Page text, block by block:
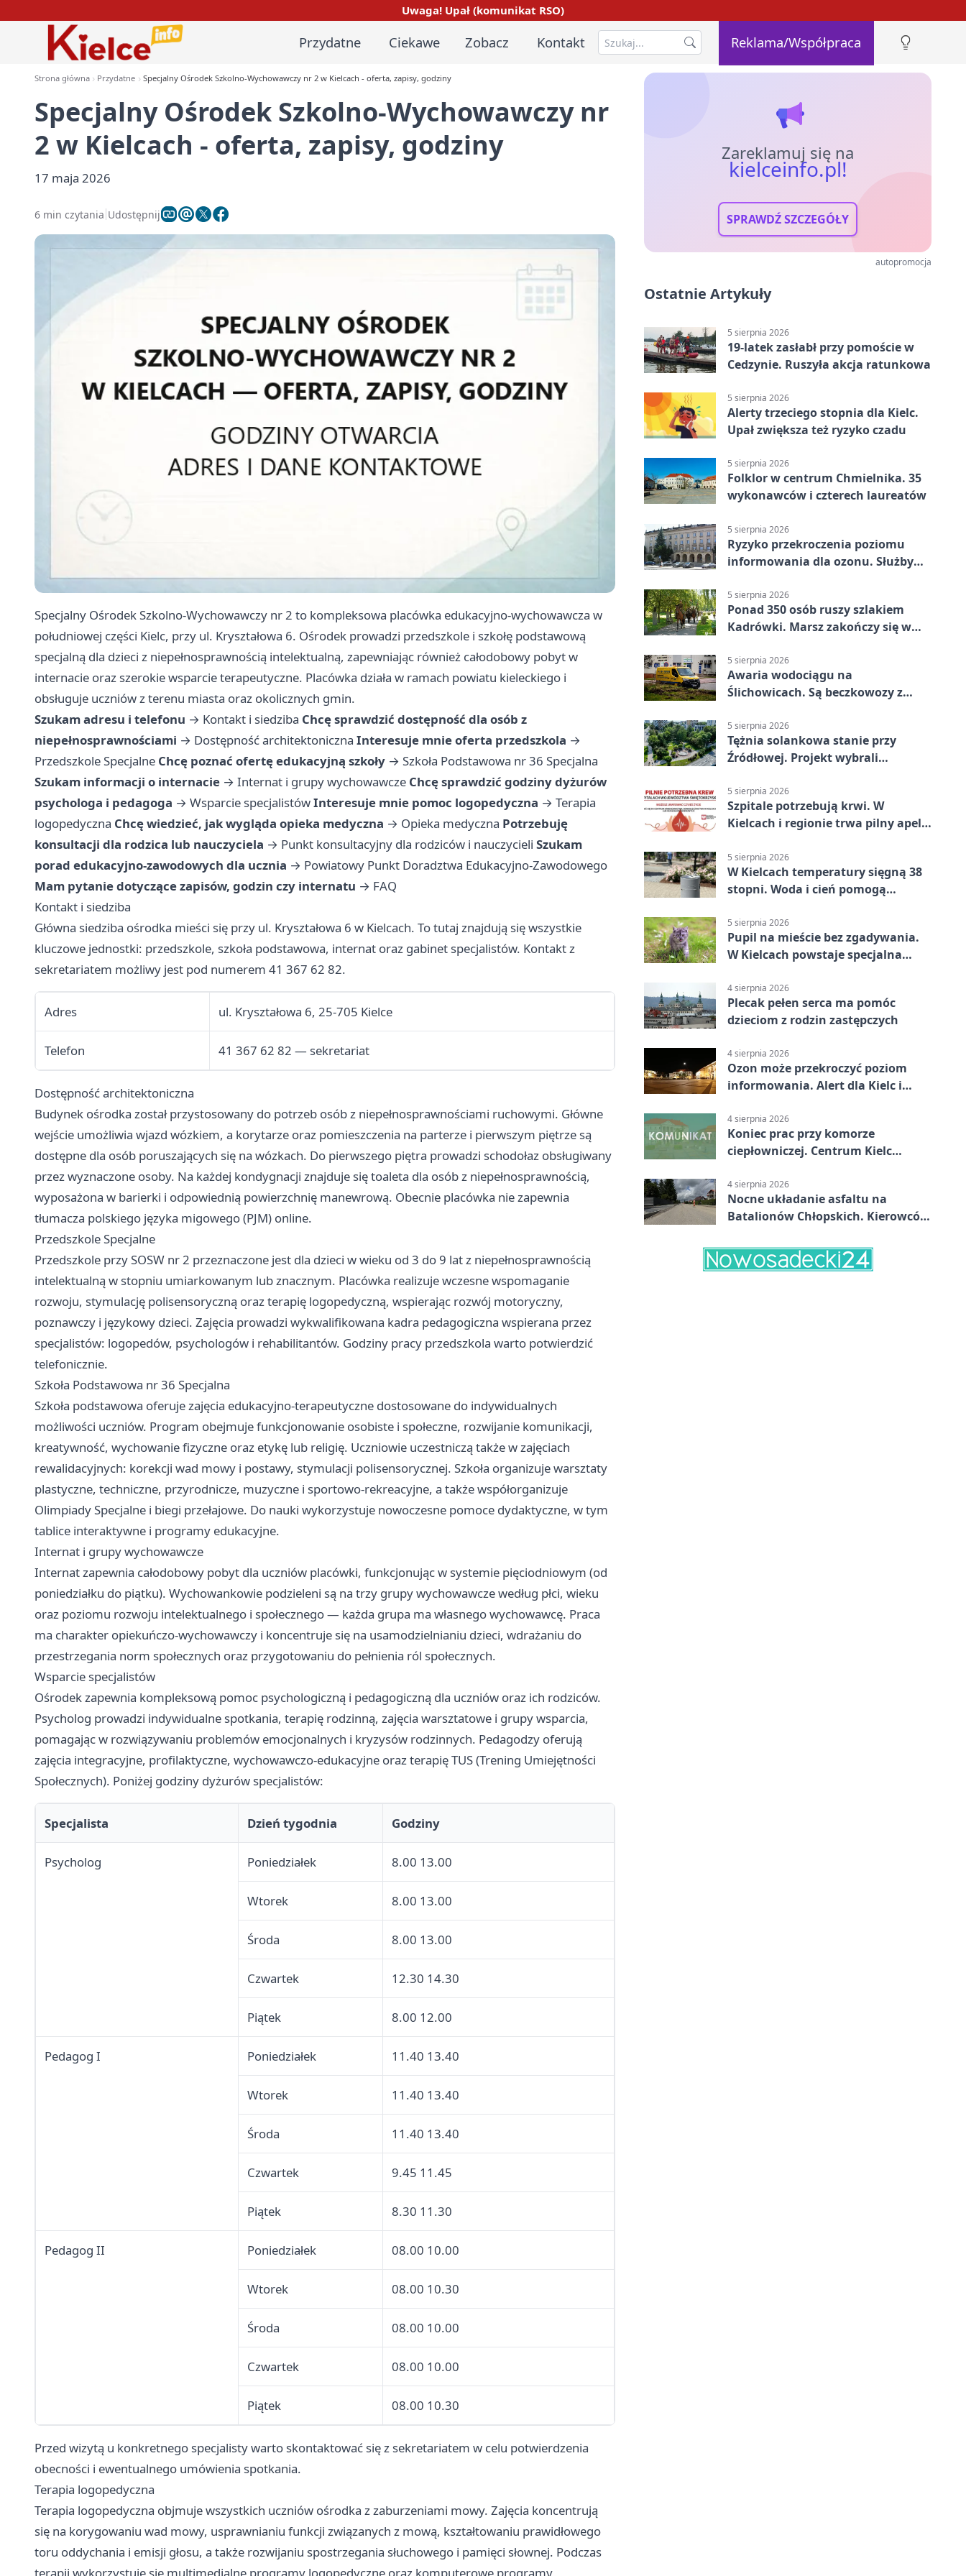
Uwaga! Upał (komunikat RSO)
Przydatne Ciekawe Zobacz Kontakt Reklama/Współpraca
Strona główna Przydatne Specjalny Ośrodek Szkolno-Wychowawczy nr 2 w Kielcach - oferta, zapisy, godziny
Specjalny Ośrodek Szkolno-Wychowawczy nr
2 w Kielcach - oferta, zapisy, godziny
17 maja 2026
6 min czytania Udostępnij
Specjalny Ośrodek Szkolno-Wychowawczy nr 2 to kompleksowa placówka edukacyjno-wychowawcza w
południowej części Kielc, przy ul. Kryształowa 6. Ośrodek prowadzi przedszkole i szkołę podstawową
specjalną dla dzieci z niepełnosprawnością intelektualną, zapewniając również całodobowy pobyt w
internacie oraz szerokie wsparcie terapeutyczne. Placówka działa w ramach powiatu kieleckiego i
obsługuje uczniów z terenu miasta oraz okolicznych gmin.
Szukam adresu i telefonu → Kontakt i siedziba Chcę sprawdzić dostępność dla osób z
niepełnosprawnościami → Dostępność architektoniczna Interesuje mnie oferta przedszkola →
Przedszkole Specjalne Chcę poznać ofertę edukacyjną szkoły → Szkoła Podstawowa nr 36 Specjalna
Szukam informacji o internacie → Internat i grupy wychowawcze Chcę sprawdzić godziny dyżurów
psychologa i pedagoga → Wsparcie specjalistówInteresuje mnie pomoc logopedyczna → Terapia
logopedyczna Chcę wiedzieć, jak wygląda opieka medyczna → Opieka medyczna Potrzebuję
konsultacji dla rodzica lub nauczyciela → Punkt konsultacyjny dla rodziców i nauczycieli Szukam
porad edukacyjno-zawodowych dla ucznia → Powiatowy Punkt Doradztwa Edukacyjno-Zawodowego
Mam pytanie dotyczące zapisów, godzin czy internatu → FAQ
Kontakt i siedziba
Główna siedziba ośrodka mieści się przy ul. Kryształowa 6 w Kielcach. To tutaj znajdują się wszystkie
kluczowe jednostki: przedszkole, szkoła podstawowa, internat oraz gabinet specjalistów. Kontakt z
sekretariatem możliwy jest pod numerem 41 367 62 82.
Adres ul. Kryształowa 6, 25-705 Kielce
Telefon 41 367 62 82 — sekretariat
Dostępność architektoniczna
Budynek ośrodka został przystosowany do potrzeb osób z niepełnosprawnościami ruchowymi. Główne
wejście umożliwia wjazd wózkiem, a korytarze oraz pomieszczenia na parterze i pierwszym piętrze są
dostępne dla osób poruszających się na wózkach. Do pierwszego piętra prowadzi schodołaz obsługiwany
przez wyznaczone osoby. Na każdej kondygnacji znajduje się toaleta dla osób z niepełnosprawnością,
wyposażona w barierki i odpowiednią powierzchnię manewrową. Obecnie placówka nie zapewnia
tłumacza polskiego języka migowego (PJM) online.
Przedszkole Specjalne
Przedszkole przy SOSW nr 2 przeznaczone jest dla dzieci w wieku od 3 do 9 lat z niepełnosprawnością
intelektualną w stopniu umiarkowanym lub znacznym. Placówka realizuje wczesne wspomaganie
rozwoju, stymulację polisensoryczną oraz terapię logopedyczną, wspierając rozwój motoryczny,
poznawczy i językowy dzieci. Zajęcia prowadzi wykwalifikowana kadra pedagogiczna wspierana przez
specjalistów: logopedów, psychologów i rehabilitantów. Godziny pracy przedszkola warto potwierdzić
telefonicznie.
Szkoła Podstawowa nr 36 Specjalna
Szkoła podstawowa oferuje zajęcia edukacyjno-terapeutyczne dostosowane do indywidualnych
możliwości uczniów. Program obejmuje funkcjonowanie osobiste i społeczne, rozwijanie komunikacji,
kreatywność, wychowanie fizyczne oraz etykę lub religię. Uczniowie uczestniczą także w zajęciach
rewalidacyjnych: korekcji wad mowy i postawy, stymulacji polisensorycznej. Szkoła organizuje warsztaty
plastyczne, techniczne, przyrodnicze, muzyczne i sportowo-rekreacyjne, a także współorganizuje
Olimpiady Specjalne i biegi przełajowe. Do nauki wykorzystuje nowoczesne pomoce dydaktyczne, w tym
tablice interaktywne i programy edukacyjne.
Internat i grupy wychowawcze
Internat zapewnia całodobowy pobyt dla uczniów placówki, funkcjonując w systemie pięciodniowym (od
poniedziałku do piątku). Wychowankowie podzieleni są na trzy grupy wychowawcze według płci, wieku
oraz poziomu rozwoju intelektualnego i społecznego — każda grupa ma własnego wychowawcę. Praca
ma charakter opiekuńczo-wychowawczy i koncentruje się na usamodzielnianiu dzieci, wdrażaniu do
przestrzegania norm społecznych oraz przygotowaniu do pełnienia ról społecznych.
Wsparcie specjalistów
Ośrodek zapewnia kompleksową pomoc psychologiczną i pedagogiczną dla uczniów oraz ich rodziców.
Psycholog prowadzi indywidualne spotkania, terapię rodzinną, zajęcia warsztatowe i grupy wsparcia,
pomagając w rozwiązywaniu problemów emocjonalnych i kryzysów rodzinnych. Pedagodzy oferują
zajęcia integracyjne, profilaktyczne, wychowawczo-edukacyjne oraz terapię TUS (Trening Umiejętności
Społecznych). Poniżej godziny dyżurów specjalistów:
Specjalista Dzień tygodnia Godziny
Psycholog Poniedziałek 8.00 13.00
Wtorek 8.00 13.00
Środa 8.00 13.00
Czwartek 12.30 14.30
Piątek 8.00 12.00
Pedagog I Poniedziałek 11.40 13.40
Wtorek 11.40 13.40
Środa 11.40 13.40
Czwartek 9.45 11.45
Piątek 8.30 11.30
Pedagog II Poniedziałek 08.00 10.00
Wtorek 08.00 10.30
Środa 08.00 10.00
Czwartek 08.00 10.00
Piątek 08.00 10.30
Przed wizytą u konkretnego specjalisty warto skontaktować się z sekretariatem w celu potwierdzenia
obecności i ewentualnego umówienia spotkania.
Terapia logopedyczna
Terapia logopedyczna objmuje wszystkich uczniów ośrodka z zaburzeniami mowy. Zajęcia koncentrują
się na korygowaniu wad mowy, usprawnianiu funkcji związanych z mową, kształtowaniu prawidłowego
toru oddychania i emisji głosu, a także rozwijaniu spostrzegania słuchowego i pamięci słownej. Podczas
Zareklamuj się na
kielceinfo.pl!
SPRAWDŹ SZCZEGÓŁY
autopromocja
Ostatnie Artykuły
5 sierpnia 2026
19-latek zasłabł przy pomoście w
Cedzynie. Ruszyła akcja ratunkowa
5 sierpnia 2026
Alerty trzeciego stopnia dla Kielc.
Upał zwiększa też ryzyko czadu
5 sierpnia 2026
Folklor w centrum Chmielnika. 35
wykonawców i czterech laureatów
5 sierpnia 2026
Ryzyko przekroczenia poziomu
informowania dla ozonu. Służby
5 sierpnia 2026
Ponad 350 osób ruszy szlakiem
Kadrówki. Marsz zakończy się w
5 sierpnia 2026
Awaria wodociągu na
Ślichowicach. Są beczkowozy z
5 sierpnia 2026
Tężnia solankowa stanie przy
Źródłowej. Projekt wybrali
5 sierpnia 2026
Szpitale potrzebują krwi. W
Kielcach i regionie trwa pilny apel
5 sierpnia 2026
W Kielcach temperatury sięgną 38
stopni. Woda i cień pomogą
5 sierpnia 2026
Pupil na mieście bez zgadywania.
W Kielcach powstaje specjalna
4 sierpnia 2026
Plecak pełen serca ma pomóc
dzieciom z rodzin zastępczych
4 sierpnia 2026
Ozon może przekroczyć poziom
informowania. Alert dla Kielc i
4 sierpnia 2026
Koniec prac przy komorze
ciepłowniczej. Centrum Kielc
4 sierpnia 2026
Nocne układanie asfaltu na
Batalionów Chłopskich. Kierowców